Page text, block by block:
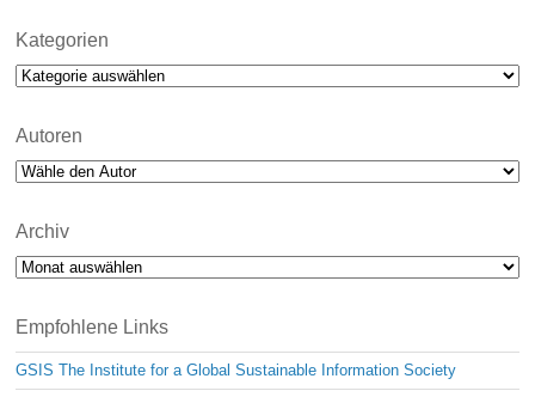
Kategorien
Kategorien
Autoren
Archiv
Archiv
Empfohlene Links
GSIS The Institute for a Global Sustainable Information Society